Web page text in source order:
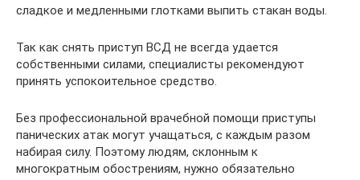
сладкое и медленными глотками выпить стакан воды.
Так как снять приступ ВСД не всегда удается
собственными силами, специалисты рекомендуют
принять успокоительное средство.
Без профессиональной врачебной помощи приступы
панических атак могут учащаться, с каждым разом
набирая силу. Поэтому людям, склонным к
многократным обострениям, нужно обязательно